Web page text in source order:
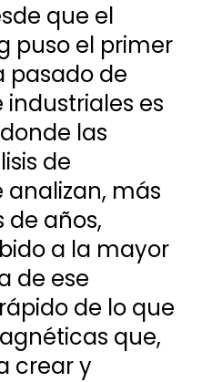
que el
puso el primer
pasado de
es
las
de
analizan, más
años,
a la mayor
de ese
de lo que
que,
crear y